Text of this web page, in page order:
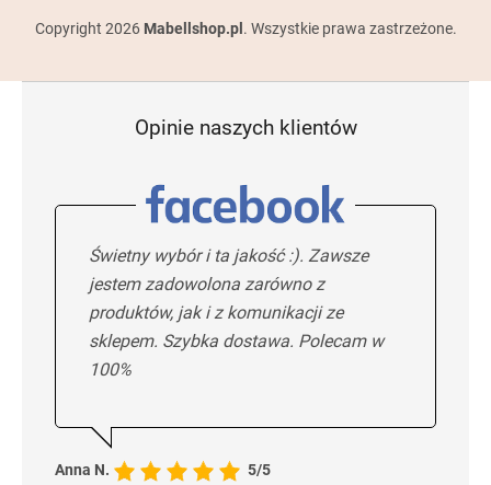
Copyright 2026 Mabellshop.pl . Wszystkie prawa zastrzeżone.
Opinie naszych klientów
Świetny wybór i ta jakość :). Zawsze
jestem zadowolona zarówno z
produktów, jak i z komunikacji ze
sklepem. Szybka dostawa. Polecam w
100%
Anna N. 5/5